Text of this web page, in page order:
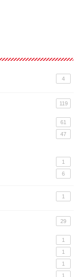
4
119
61
47
1
6
1
29
1
1
1
1